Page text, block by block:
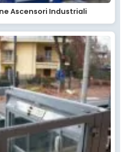
Ascensori Industriali